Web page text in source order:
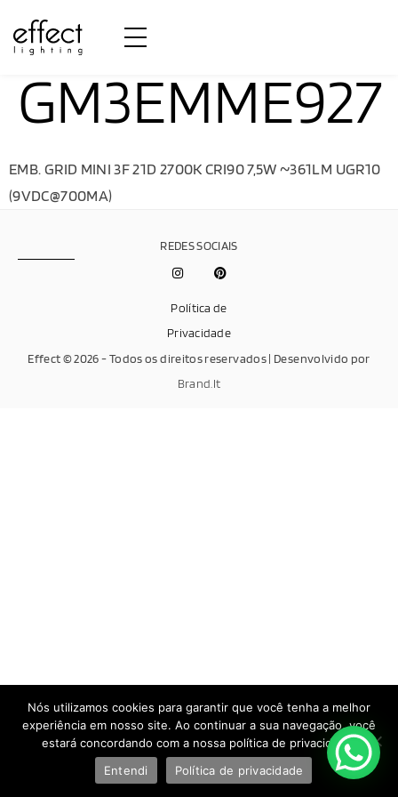
GM3EMME927
EMB. GRID MINI 3F 21D 2700K CRI90 7,5W ~361LM UGR10
(9VDC@700MA)
Effect © 2026 - Todos os direitos reservados | Desenvolvido por
Brand.It
Política de
Privacidade
REDES SOCIAIS
Nós utilizamos cookies para garantir que você tenha a melhor
experiência em nosso site. Ao continuar a sua navegação, você
estará concordando com a nossa política de privacidade.
Entendi
Política de privacidade